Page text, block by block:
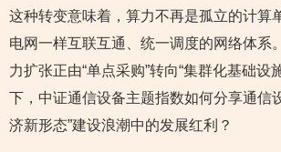
这种转变意味着，算力不再是孤立的计算
电网一样互联互通、统一调度的网络体系
力扩张正由“单点采购”转向“集群化基础设
下，中证通信设备主题指数如何分享通信
济新形态”建设浪潮中的发展红利？